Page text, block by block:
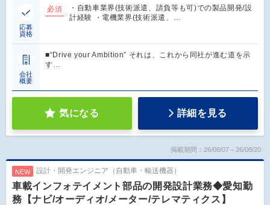
応募
資格
必須
・自動車業界(技術派遣、請負等も可)での製品開発/設
計経験 ・電機業界(技術派遣、…
会社
概要
■“Drive your Ambition” それは、これから同社が進む道を示
す…
気になる 詳細を見る
掲載期間：26/08/07～26/08/20
NEW 設計・開発エンジニア（自動車・輸送機器）
車載インフォテイメント部品の開発設計業務◆愛知勤
務【ナビ/オーディオ/メーター/テレマティクス】